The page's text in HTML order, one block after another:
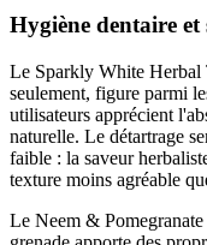
Hygiène dentaire et
Le Sparkly White Herbal
seulement, figure parmi
utilisateurs apprécient
naturelle. Le détartrage
faible : la saveur
texture moins agréable
Le Neem &